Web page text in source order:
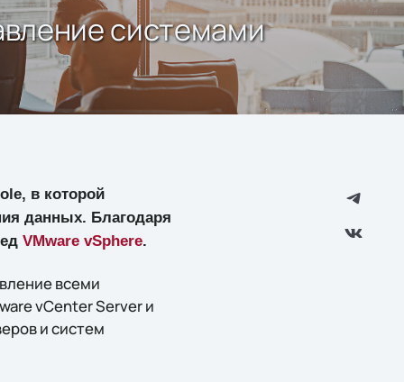
системами
в которой
данных. Благодаря
VMware vSphere.
всеми
vCenter Server и
и систем